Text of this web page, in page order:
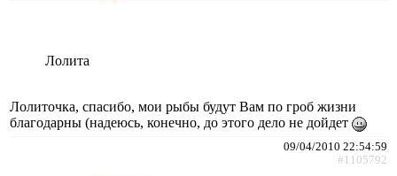
Лолита
Лолиточка, спасибо, мои рыбы будут Вам по гроб жизни
благодарны (надеюсь, конечно, до этого дело не дойдет
09/04/2010 22:54:59
#1105792